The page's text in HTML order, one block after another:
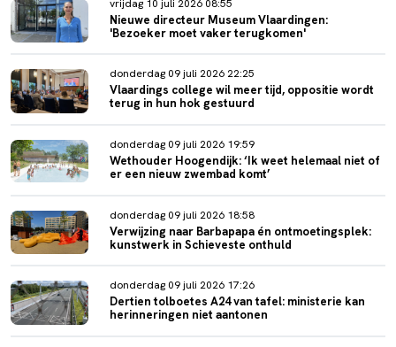
vrijdag 10 juli 2026 08:55
Nieuwe directeur Museum Vlaardingen:
'Bezoeker moet vaker terugkomen'
donderdag 09 juli 2026 22:25
Vlaardings college wil meer tijd, oppositie wordt
terug in hun hok gestuurd
donderdag 09 juli 2026 19:59
Wethouder Hoogendijk: ‘Ik weet helemaal niet of
er een nieuw zwembad komt’
donderdag 09 juli 2026 18:58
Verwijzing naar Barbapapa én ontmoetingsplek:
kunstwerk in Schieveste onthuld
donderdag 09 juli 2026 17:26
Dertien tolboetes A24 van tafel: ministerie kan
herinneringen niet aantonen